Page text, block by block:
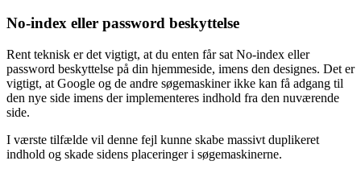
No-index eller password beskyttelse
Rent teknisk er det vigtigt, at du enten får sat No-index eller
password beskyttelse på din hjemmeside, imens den designes. Det er
vigtigt, at Google og de andre søgemaskiner ikke kan få adgang til
den nye side imens der implementeres indhold fra den nuværende
side.
I værste tilfælde vil denne fejl kunne skabe massivt duplikeret
indhold og skade sidens placeringer i søgemaskinerne.